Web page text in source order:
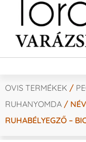
OVIS TERMÉKEK /
RUHANYOMDA /
RUHABÉLYEGZŐ –